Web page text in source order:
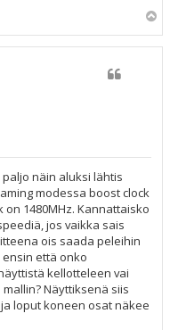
ö
näin aluksi lähtis
modessa boost clock
on 1480MHz. Kannattaisko
jos vaikka sais
ois saada peleihin
että onko
kellotteleen vai
Näyttiksenä siis
loput koneen osat näkee